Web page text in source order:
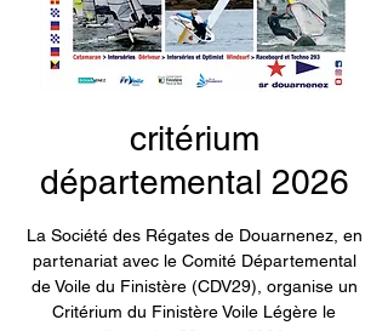
critérium
départemental 2026
La Société des Régates de Douarnenez, en
partenariat avec le Comité Départemental
de Voile du Finistère (CDV29), organise un
Critérium du Finistère Voile Légère le